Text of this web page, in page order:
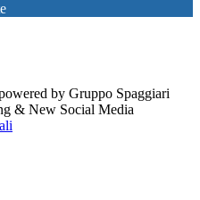
by Gruppo Spaggiari
& New Social Media